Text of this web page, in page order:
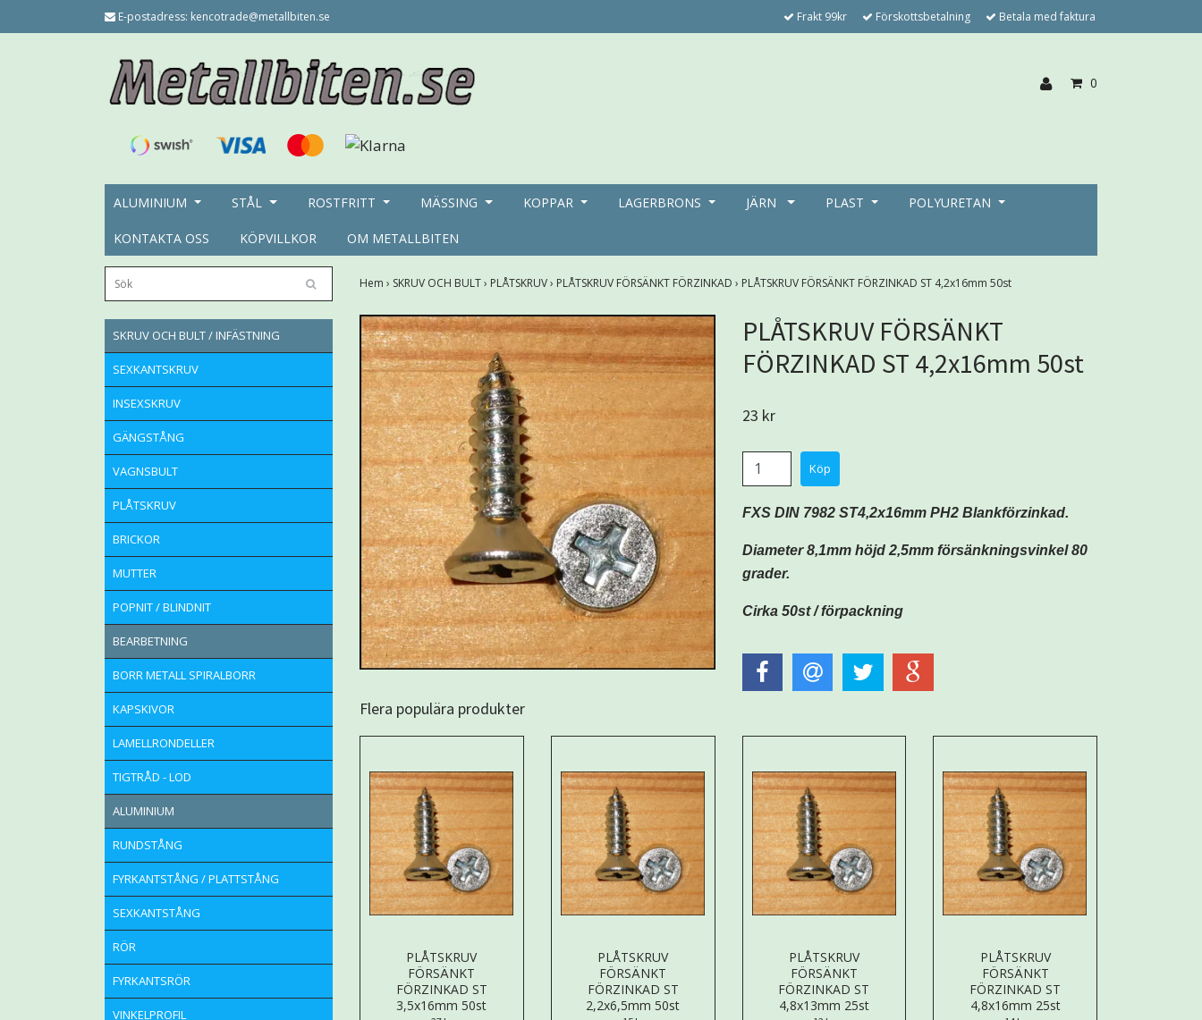
E-postadress: kencotrade@metallbiten.se Frakt 99kr Förskottsbetalning Betala med faktura
0
ALUMINIUM STÅL ROSTFRITT MÄSSING KOPPAR LAGERBRONS JÄRN PLAST POLYURETAN
KONTAKTA OSS KÖPVILLKOR OM METALLBITEN
SKRUV OCH BULT / INFÄSTNING
SEXKANTSKRUV
INSEXSKRUV
GÄNGSTÅNG
VAGNSBULT
PLÅTSKRUV
BRICKOR
MUTTER
POPNIT / BLINDNIT
BEARBETNING
BORR METALL SPIRALBORR
KAPSKIVOR
LAMELLRONDELLER
TIGTRÅD - LOD
ALUMINIUM
RUNDSTÅNG
FYRKANTSTÅNG / PLATTSTÅNG
SEXKANTSTÅNG
RÖR
FYRKANTSRÖR
VINKELPROFIL
Hem › SKRUV OCH BULT› PLÅTSKRUV› PLÅTSKRUV FÖRSÄNKT FÖRZINKAD › PLÅTSKRUV FÖRSÄNKT FÖRZINKAD ST 4,2x16mm 50st
PLÅTSKRUV FÖRSÄNKT
FÖRZINKAD ST 4,2x16mm 50st
23 kr
FXS DIN 7982 ST4,2x16mm PH2 Blankförzinkad.
Diameter 8,1mm höjd 2,5mm försänkningsvinkel 80
grader.
Cirka 50st / förpackning
Flera populära produkter
PLÅTSKRUV
FÖRSÄNKT
FÖRZINKAD ST
3,5x16mm 50st
PLÅTSKRUV
FÖRSÄNKT
FÖRZINKAD ST
2,2x6,5mm 50st
PLÅTSKRUV
FÖRSÄNKT
FÖRZINKAD ST
4,8x13mm 25st
PLÅTSKRUV
FÖRSÄNKT
FÖRZINKAD ST
4,8x16mm 25st